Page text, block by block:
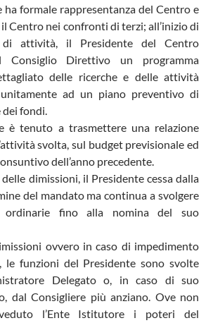
ha formale rappresentanza del Centro e
Centro nei confronti di terzi; all’inizio di
attività, il Presidente del Centro
Consiglio Direttivo un programma
delle ricerche e delle attività
ad un piano preventivo di
fondi.
è tenuto a trasmettere una relazione
svolta, sul budget previsionale ed
dell’anno precedente.
delle dimissioni, il Presidente cessa dalla
del mandato ma continua a svolgere
ordinarie fino alla nomina del suo
ovvero in caso di impedimento
le funzioni del Presidente sono svolte
Delegato o, in caso di suo
dal Consigliere più anziano. Ove non
l’Ente Istitutore i poteri del